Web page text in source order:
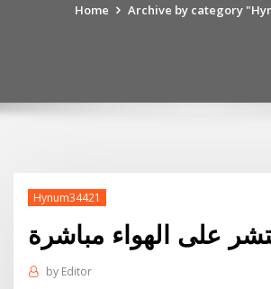
Home Archive by category
Hynum34421
على الهواء مباشرة
by Editor